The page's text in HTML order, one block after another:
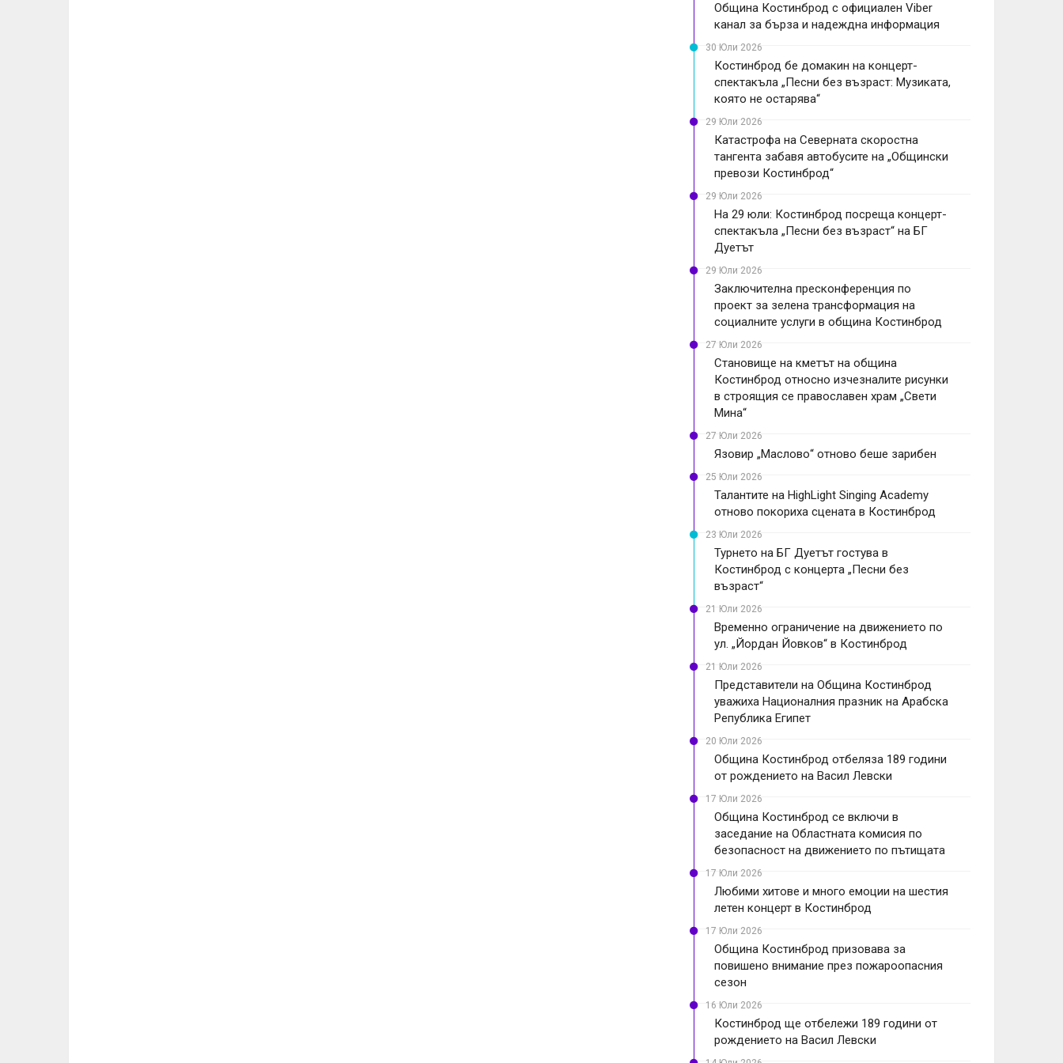
Община Костинброд с официален Viber
канал за бърза и надеждна информация
30 Юли 2026
Костинброд бе домакин на концерт-
спектакъла „Песни без възраст: Музиката,
която не остарява“
29 Юли 2026
Катастрофа на Северната скоростна
тангента забавя автобусите на „Общински
превози Костинброд“
29 Юли 2026
На 29 юли: Костинброд посреща концерт-
спектакъла „Песни без възраст“ на БГ
Дуетът
29 Юли 2026
Заключителна пресконференция по
проект за зелена трансформация на
социалните услуги в община Костинброд
27 Юли 2026
Становище на кметът на община
Костинброд относно изчезналите рисунки
в строящия се православен храм „Свети
Мина“
27 Юли 2026
Язовир „Маслово“ отново беше зарибен
25 Юли 2026
Талантите на HighLight Singing Academy
отново покориха сцената в Костинброд
23 Юли 2026
Турнето на БГ Дуетът гостува в
Костинброд с концерта „Песни без
възраст“
21 Юли 2026
Временно ограничение на движението по
ул. „Йордан Йовков“ в Костинброд
21 Юли 2026
Представители на Община Костинброд
уважиха Националния празник на Арабска
Република Египет
20 Юли 2026
Община Костинброд отбеляза 189 години
от рождението на Васил Левски
17 Юли 2026
Община Костинброд се включи в
заседание на Областната комисия по
безопасност на движението по пътищата
17 Юли 2026
Любими хитове и много емоции на шестия
летен концерт в Костинброд
17 Юли 2026
Община Костинброд призовава за
повишено внимание през пожароопасния
сезон
16 Юли 2026
Костинброд ще отбележи 189 години от
рождението на Васил Левски